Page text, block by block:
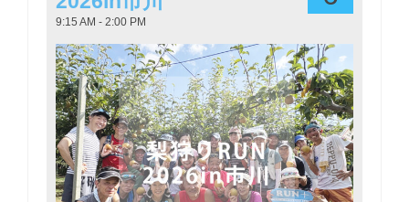
9:15 AM - 2:00 PM